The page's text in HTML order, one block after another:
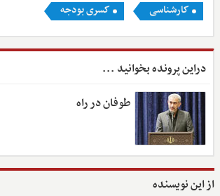
کارشناسی
کسری بودجه
دراین پرونده بخوانید ...
طوفان در راه
از این نویسنده